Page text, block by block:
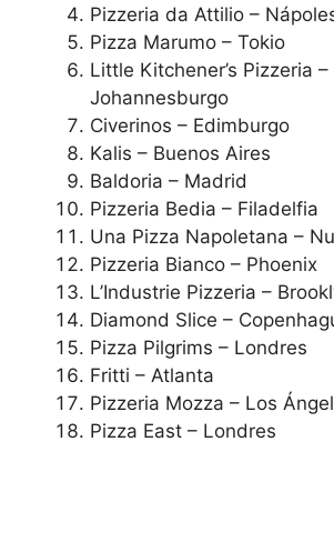
Pizzeria da Attilio –
Pizza Marumo – Tokio
Little Kitchener’s Pizzeria –
Johannesburgo
Civerinos – Edimburgo
Kalis – Buenos Aires
Baldoria – Madrid
Pizzeria Bedia – Filadelfia
Una Pizza Napoletana –
Pizzeria Bianco – Phoenix
L’Industrie Pizzeria –
Diamond Slice –
Pizza Pilgrims – Londres
Fritti – Atlanta
Pizzeria Mozza – Los
Pizza East – Londres